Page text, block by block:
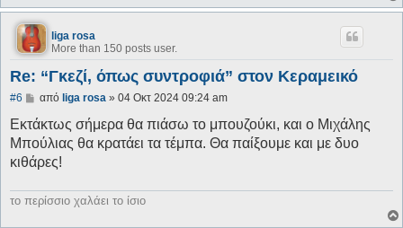
liga rosa
More than 150 posts user.
Re: “Γκεζί, όπως συντροφιά” στον Κεραμεικό
#6
Δ
μ
σ
ί
ε
σ
η
από liga rosa » 04 Οκτ 2024 09:24 am
Εκτάκτως σήμερα θα πιάσω το μπουζούκι, και ο Μιχάλης
Μπούλιας θα κρατάει τα τέμπα. Θα παίξουμε και με δυο
κιθάρες!
το περίσσιο χαλάει το ίσιο